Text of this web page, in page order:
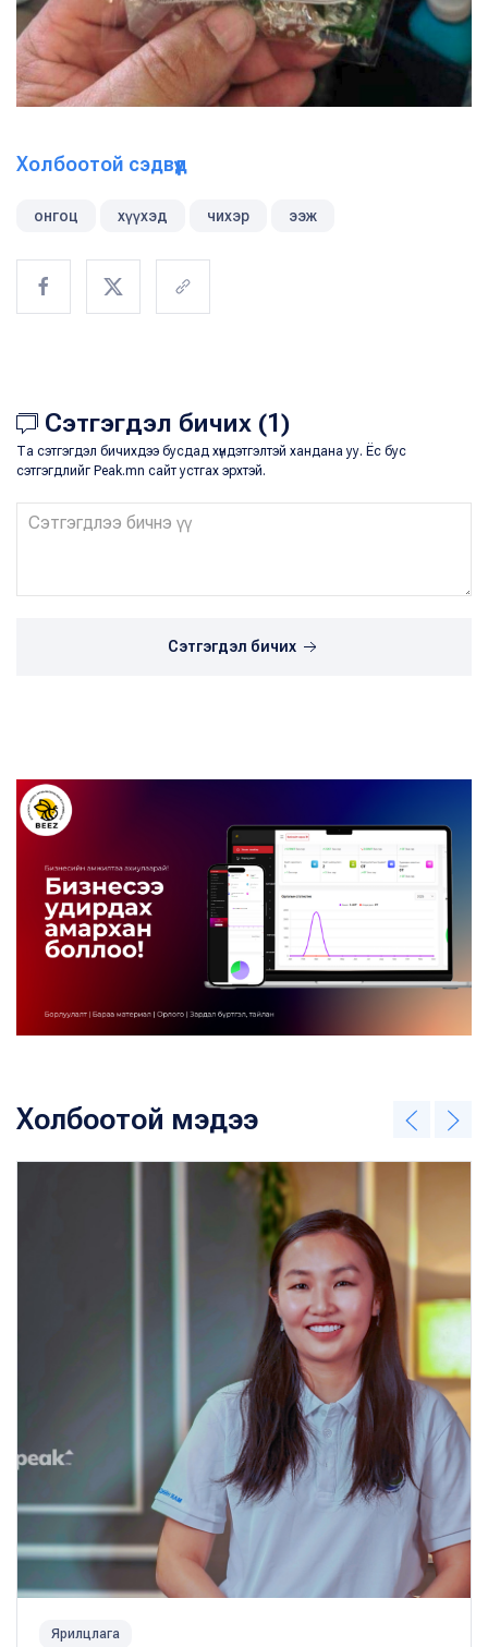
Холбоотой сэдвүүд
онгоц хүүхэд чихэр ээж
Сэтгэгдэл бичих (1)
Та сэтгэгдэл бичихдээ бусдад хүндэтгэлтэй хандана уу. Ёс бус
сэтгэгдлийг Peak.mn сайт устгах эрхтэй.
Сэтгэгдэл бичих
Холбоотой мэдээ
Ярилцлага